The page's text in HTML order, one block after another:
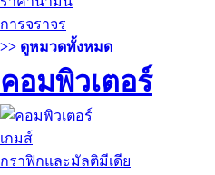
การจราจร
>> ดูหมวดทั้งหมด
คอมพิวเตอร์
เกมส์
กราฟิกและมัลติมีเดีย